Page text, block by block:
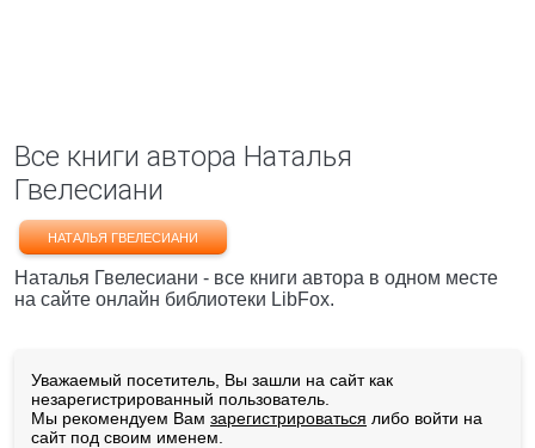
Все книги автора Наталья
Гвелесиани
НАТАЛЬЯ ГВЕЛЕСИАНИ
Наталья Гвелесиани - все книги автора в одном месте
на сайте онлайн библиотеки LibFox.
Уважаемый посетитель, Вы зашли на сайт как
незарегистрированный пользователь.
Мы рекомендуем Вам зарегистрироваться либо войти на
сайт под своим именем.